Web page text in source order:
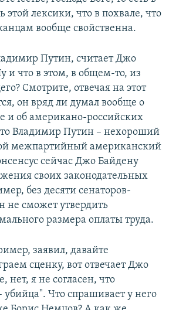
этой лексики, что в похвале, что
вообще свойственна.
Путин, считает Джо
и что в этом, в общем-то, из
Смотрите, отвечая на этот
он вряд ли думал вообще о
и об американо-российских
Владимир Путин – нехороший
межпартийный американский
сейчас Джо Байдену
своих законодательных
без десяти сенаторов-
не сможет утвердить
размера оплаты труда.
заявил, давайте
сценку, вот отвечает Джо
нет, я не согласен, что
Что спрашивает у него